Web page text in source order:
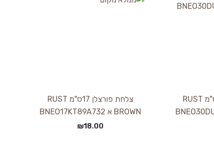
צלחת פורצלן 30 ס"מ RUST
צלחת פורצלן 17ס"מ RUST
BROWN א BNEO17KT89A732
₪18.00